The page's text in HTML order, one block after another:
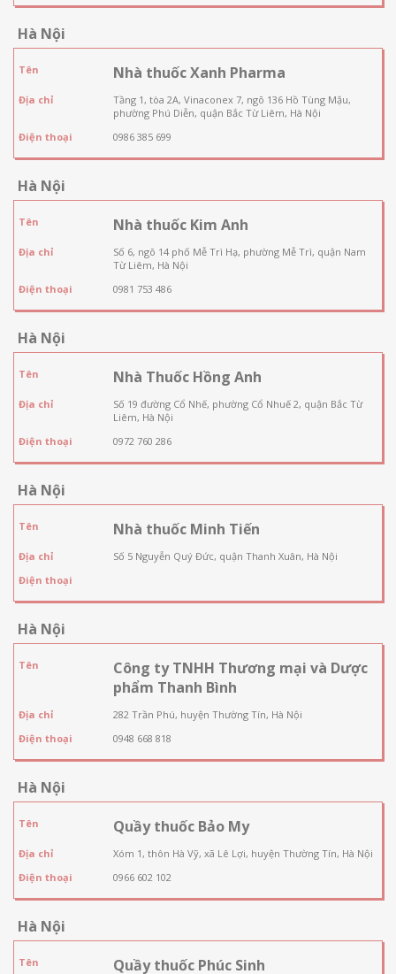
Hà Nội
Tên Nhà thuốc Xanh Pharma
Địa chỉ
Tầng 1, tòa 2A, Vinaconex 7, ngõ 136 Hồ Tùng Mậu,
phường Phú Diễn, quận Bắc Từ Liêm, Hà Nội
Điện thoại
0986 385 699
Hà Nội
Tên Nhà thuốc Kim Anh
Địa chỉ
Số 6, ngõ 14 phố Mễ Trì Hạ, phường Mễ Trì, quận Nam
Từ Liêm, Hà Nội
Điện thoại
0981 753 486
Hà Nội
Tên Nhà Thuốc Hồng Anh
Địa chỉ
Số 19 đường Cổ Nhế, phường Cổ Nhuế 2, quận Bắc Từ
Liêm, Hà Nội
Điện thoại
0972 760 286
Hà Nội
Tên Nhà thuốc Minh Tiến
Địa chỉ
Số 5 Nguyễn Quý Đức, quận Thanh Xuân, Hà Nội
Điện thoại
Hà Nội
Tên
Công ty TNHH Thương mại và Dược
phẩm Thanh Bình
Địa chỉ
282 Trần Phú, huyện Thường Tín, Hà Nội
Điện thoại
0948 668 818
Hà Nội
Tên Quầy thuốc Bảo My
Địa chỉ
Xóm 1, thôn Hà Vỹ, xã Lê Lợi, huyện Thường Tín, Hà Nội
Điện thoại
0966 602 102
Hà Nội
Tên Quầy thuốc Phúc Sinh